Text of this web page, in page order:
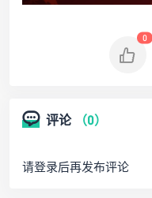
0
评论 （0）
请登录后再发布评论